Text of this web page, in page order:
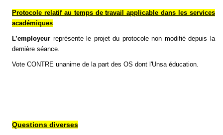
Protocole relatif au temps de travail applicable dans les services
académiques
L’employeur représente le projet du protocole non modifié depuis la
dernière séance.
Vote CONTRE unanime de la part des OS dont l'Unsa éducation.
Questions diverses